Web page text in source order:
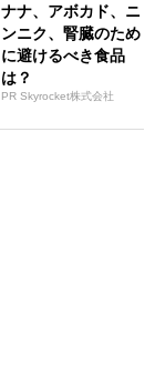
ナナ、アボカド、ニ
ンニク、腎臓のため
に避けるべき食品
は？
PR Skyrocket株式会社